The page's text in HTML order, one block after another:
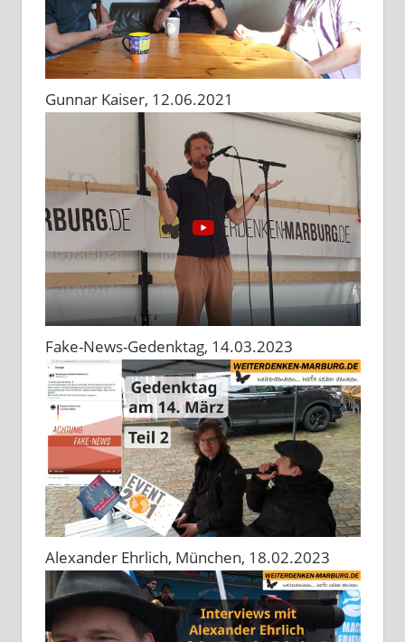
Gunnar Kaiser, 12.06.2021
Fake-News-Gedenktag, 14.03.2023
Alexander Ehrlich, München, 18.02.2023